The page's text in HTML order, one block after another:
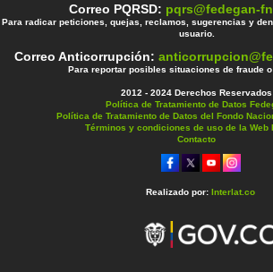
Correo PQRSD: pqrs@fedegan-
Para radicar peticiones, quejas, reclamos, sugerencias y
usuario.
Correo Anticorrupción:
Para reportar posibles situaciones de fraude o
2012 - 2024 Derechos Reservados
Política de Tratamiento de Datos
Política de Tratamiento de Datos del Fondo
Términos y condiciones de uso de la Web
Contacto
Realizado por: Interlat.co